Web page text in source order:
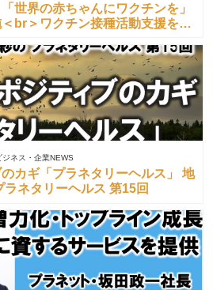
世界の赤ちゃんにワクチンを」
br＞ワクチン接種活動支援を通
ネス・企業NEWS
カギ「プラネタリーヘルス」 地
ネタリーヘルス 第15回